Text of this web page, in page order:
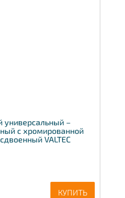
универсальный –
с хромированной
VALTEC
КУПИТЬ